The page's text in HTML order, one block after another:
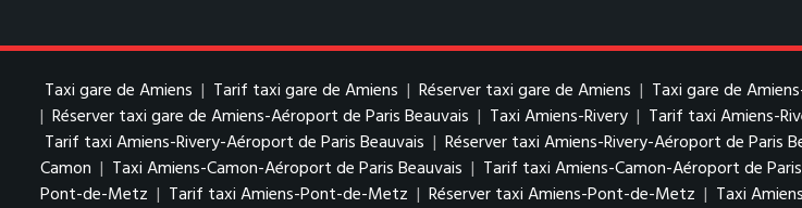
Taxi gare de Amiens | Tarif taxi gare de Amiens | Réserver taxi gare de Amiens | Taxi gare de
| Réserver taxi gare de Amiens-Aéroport de Paris Beauvais | Taxi Amiens-Rivery | Tarif taxi Amiens-
Tarif taxi Amiens-Rivery-Aéroport de Paris Beauvais | Réserver taxi Amiens-Rivery-Aéroport de Paris
Camon | Taxi Amiens-Camon-Aéroport de Paris Beauvais | Tarif taxi Amiens-Camon-Aéroport de
Pont-de-Metz | Tarif taxi Amiens-Pont-de-Metz | Réserver taxi Amiens-Pont-de-Metz | Taxi